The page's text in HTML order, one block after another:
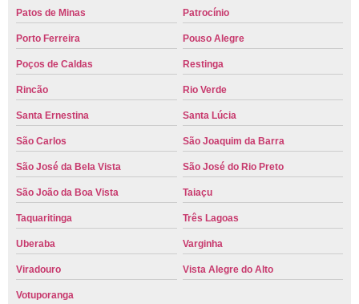
Patos de Minas Patrocínio
Porto Ferreira Pouso Alegre
Poços de Caldas Restinga
Rincão Rio Verde
Santa Ernestina Santa Lúcia
São Carlos São Joaquim da Barra
São José da Bela Vista São José do Rio Preto
São João da Boa Vista Taiaçu
Taquaritinga Três Lagoas
Uberaba Varginha
Viradouro Vista Alegre do Alto
Votuporanga